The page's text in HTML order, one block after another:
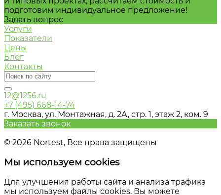
подготовим индивидуальное предложение!
Задать вопрос
Услуги
Показатели
Цены
Блог
Контакты
12@1256.ru
+7 (495) 668-14-74
г. Москва, ул. Монтажная, д. 2А, стр. 1, этаж 2, ком. 9
Заказать звонок
© 2026 Nortest, Все права защищены
Мы используем cookies
Для улучшения работы сайта и анализа трафика
мы используем файлы cookies. Вы можете